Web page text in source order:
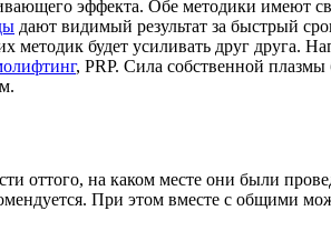
эффекта. Обе методики имеют
дают видимый результат за быстрый
будет усиливать друг друга.
, PRP. Сила собственной плазмы
оттого, на каком месте они были
При этом вместе с общими